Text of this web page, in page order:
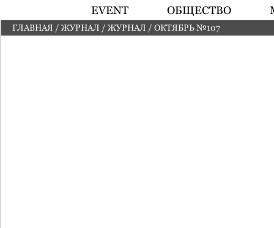
EVENT ОБЩЕСТВО
ГЛАВНАЯ / ЖУРНАЛ / ЖУРНАЛ / ОКТЯБРЬ №107